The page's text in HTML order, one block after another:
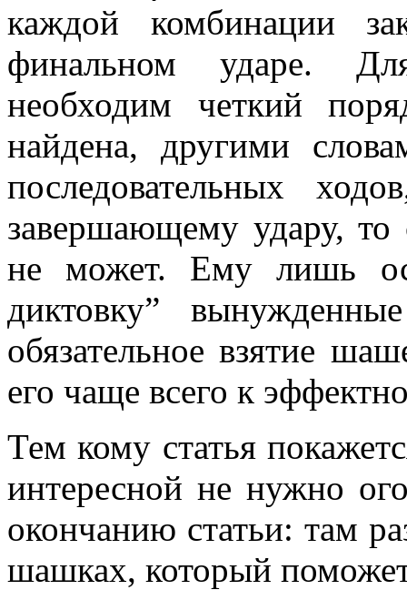
каждой комбинации
финальном ударе.
необходим четкий
найдена, другими
последовательных
завершающему удару, то
не может. Ему лишь
диктовку”
обязательное взятие
его чаще всего к
Тем кому статья
интересной не нужно
окончанию статьи: там
шашках, который поможет